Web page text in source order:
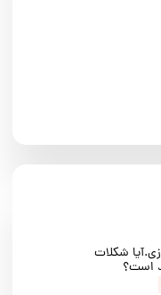
شکلات
است؟